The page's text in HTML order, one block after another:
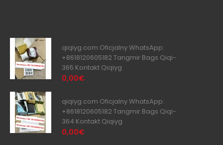
qiqiyg.com Oficjalny WhatsApp:
+8618120605182 Tangmir Bags Qiqi-
365 Kontakt Qiqiyg
0,00€
qiqiyg.com Oficjalny WhatsApp:
+8618120605182 Tangmir Bags Qiqi-
364 Kontakt Qiqiyg
0,00€